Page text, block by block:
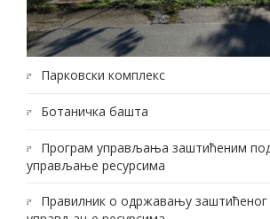
Парковски комплекс
Ботаничка башта
Програм управљања заштићеним
управљање ресурсима
Правилник о одржавању заштићеног